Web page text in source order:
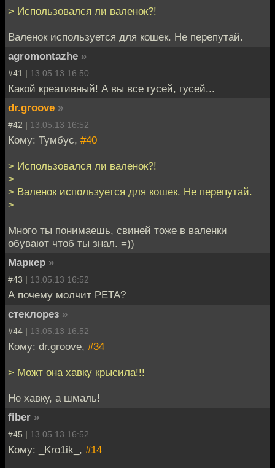
> Использовался ли валенок?!
Валенок используется для кошек. Не перепутай.
agromontazhe »
#41 | 13.05.13 16:50
Какой креативный! А вы все гусей, гусей...
dr.groove »
#42 | 13.05.13 16:52
Кому: Тумбус, #40
> Использовался ли валенок?!
>
> Валенок используется для кошек. Не перепутай.
>
Много ты понимаешь, свиней тоже в валенки
обувают чтоб ты знал. =))
Маркер »
#43 | 13.05.13 16:52
А почему молчит PETA?
стеклорез »
#44 | 13.05.13 16:52
Кому: dr.groove, #34
> Можт она хавку крысила!!!
Не хавку, а шмаль!
fiber »
#45 | 13.05.13 16:52
Кому: _Kro1ik_, #14